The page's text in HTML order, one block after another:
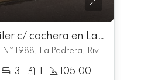
Casa en alquiler c/ cochera en La Pedrera
3 105.00